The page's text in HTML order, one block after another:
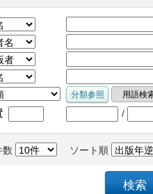
/
数 ソート順